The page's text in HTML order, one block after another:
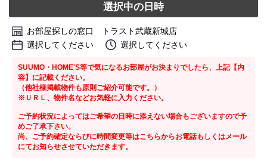
選択中の日時
お部屋探しの窓口 トラスト武蔵新城店
選択してください
選択してください
SUUMO・HOME'S等で気になるお部屋がお決まりでしたら、上記【内
容】に記載ください。
（他社様掲載物件も原則ご紹介可能です。）
※ＵＲＬ、物件名などお気軽に入力ください。
ご予約状況によってはご希望の日時に添えない場合もございますので予
めご了承下さい。
尚、ご予約確定ならびに時間変更等はこちらからお電話もしくはメール
にてお知らせさせていただきます。